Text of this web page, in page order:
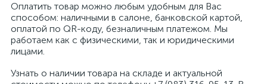
Оплатить товар можно любым удобным для Вас
способом: наличными в салоне, банковской картой,
оплатой по QR-коду, безналичным платежом. Мы
работаем как с физическими, так и юридическими
лицами.
Узнать о наличии товара на складе и актуальной